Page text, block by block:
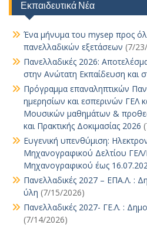
Εκπαιδευτικά Νέα
Ένα μήνυμα του mysep προς
πανελλαδικών εξετάσεων (7/
Πανελλαδικές 2026:
στην Ανώτατη Εκπαίδευση και
Πρόγραμμα επαναληπτικών
ημερησίων και εσπερινών ΓΕΛ
Μουσικών μαθημάτων &
και Πρακτικής Δοκιμασίας 2026
Ευγενική υπενθύμιση:
Μηχανογραφικού Δελτίου
Μηχανογραφικού έως
Πανελλαδικές 2027 – ΕΠΑ.Λ. :
ύλη (7/15/2026)
Πανελλαδικές 2027- ΓΕ.Λ. :
(7/14/2026)